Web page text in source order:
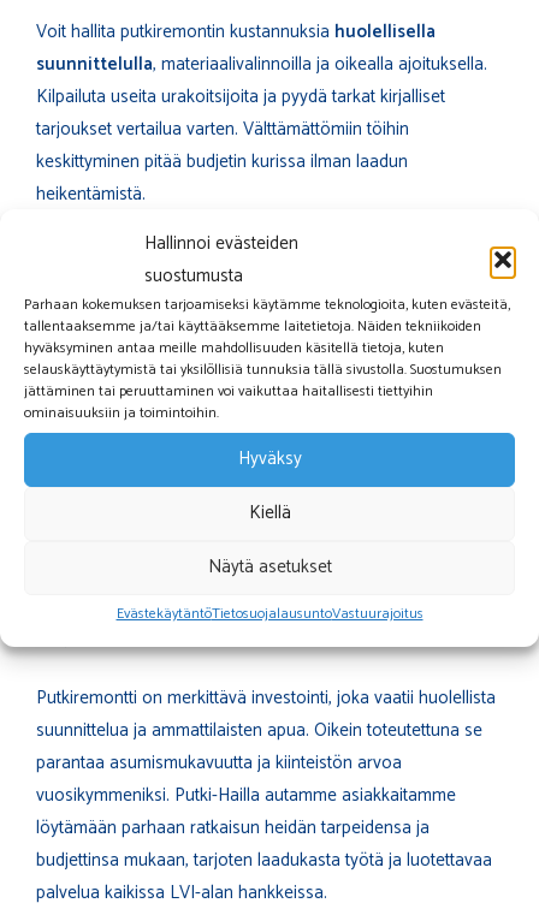
Hallinnoi evästeiden
suostumusta
Parhaan kokemuksen tarjoamiseksi käytämme teknologioita, kuten evästeitä,
tallentaaksemme ja/tai käyttääksemme laitetietoja. Näiden tekniikoiden
hyväksyminen antaa meille mahdollisuuden käsitellä tietoja, kuten
selauskäyttäytymistä tai yksilöllisiä tunnuksia tällä sivustolla. Suostumuksen
jättäminen tai peruuttaminen voi vaikuttaa haitallisesti tiettyihin
ominaisuuksiin ja toimintoihin.
Hyväksy
Kiellä
Näytä asetukset
EvästekäytäntöTietosuojalausuntoVastuurajoitus
Voit hallita putkiremontin kustannuksia huolellisella
suunnittelulla, materiaalivalinnoilla ja oikealla ajoituksella.
Kilpailuta useita urakoitsijoita ja pyydä tarkat kirjalliset
tarjoukset vertailua varten. Välttämättömiin töihin
keskittyminen pitää budjetin kurissa ilman laadun
heikentämistä.
Materiaalivalinnoissa kannattaa hakea tasapaino hinnan ja
laadun välillä. Keskihintaiset, laadukkaat materiaalit ovat
usein paras valinta pitkällä aikavälillä. Älä valitse halvimpia
komponentteja, jotka voivat aiheuttaa ongelmia myöhemmin.
Samaan aikaan kalleimmat premium-tuotteet eivät aina tuo
merkittävää lisäarvoa.
Ajoituksella voit säästää merkittävästi. Kesälomat ja kiireiset
ajanjaksot nostavat hintoja, kun taas hiljaisempina aikoina
yhteisremontti tuo säästöjä verrattuna yksittäisten asuntojen
remontteihin. Valmistaudu myös lisätöihin varaamalla
Putkiremontti on merkittävä investointi, joka vaatii huolellista
suunnittelua ja ammattilaisten apua. Oikein toteutettuna se
parantaa asumismukavuutta ja kiinteistön arvoa
vuosikymmeniksi. Putki-Hailla autamme asiakkaitamme
löytämään parhaan ratkaisun heidän tarpeidensa ja
budjettinsa mukaan, tarjoten laadukasta työtä ja luotettavaa
palvelua kaikissa LVI-alan hankkeissa.